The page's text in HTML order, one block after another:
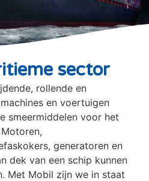
sector
rollende en
en voertuigen
smeermiddelen voor het
generatoren en
dek van een schip kunnen
Met Mobil zijn we in staat